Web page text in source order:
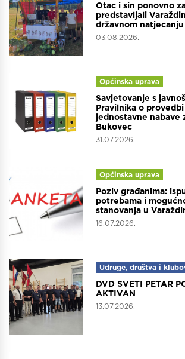
Otac i sin ponovno
predstavljali
državnom
03.08.2026.
Općinska uprava
Savjetovanje s
Pravilnika o
jednostavne nabave
Bukovec
31.07.2026.
Općinska uprava
Poziv građanima:
potrebama i
stanovanja u
16.07.2026.
Udruge, društva i
DVD SVETI PETAR
AKTIVAN
13.07.2026.